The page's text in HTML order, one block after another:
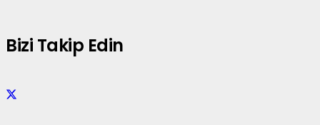
Bizi Takip Edin